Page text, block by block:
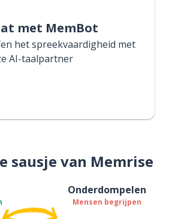
met MemBot
het spreekvaardigheid met
AI-taalpartner
sausje van Memrise
Onderdompelen
Mensen begrijpen